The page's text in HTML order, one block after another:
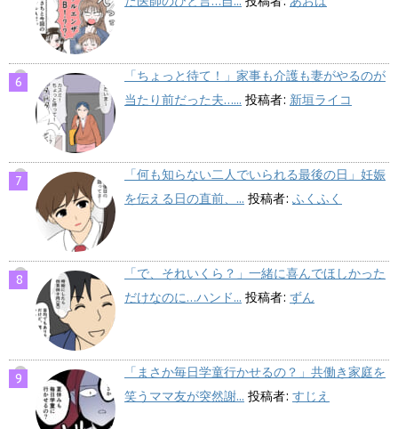
「ちょっと待て！」家事も介護も妻がやるのが
当たり前だった夫…... 投稿者: 新垣ライコ
「何も知らない二人でいられる最後の日」妊娠
を伝える日の直前、... 投稿者: ふくふく
「で、それいくら？」一緒に喜んでほしかった
だけなのに…ハンド... 投稿者: ずん
「まさか毎日学童行かせるの？」共働き家庭を
笑うママ友が突然謝... 投稿者: すじえ